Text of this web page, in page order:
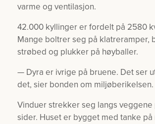
varme og ventilasjon.
42.000 kyllinger er fordelt på 2580
Mange boltrer seg på klatreramper,
strøbed og plukker på høyballer.
— Dyra er ivrige på bruene. Det ser
det, sier bonden om miljøberikelsen.
Vinduer strekker seg langs
sider. Huset er bygget med tanke på